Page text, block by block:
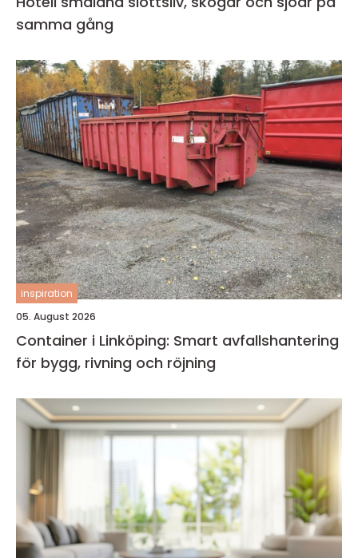
samma gång
inspiration
05. August 2026
Container i Linköping: Smart avfallshantering
för bygg, rivning och röjning